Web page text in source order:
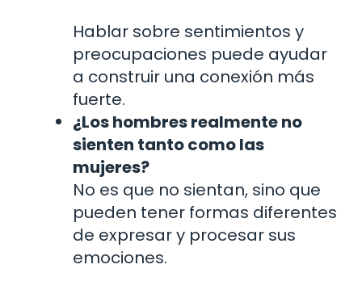
Hablar sobre sentimientos y
preocupaciones puede ayudar
a construir una conexión más
fuerte.
¿Los hombres realmente no
sienten tanto como las
mujeres?
No es que no sientan, sino que
pueden tener formas diferentes
de expresar y procesar sus
emociones.